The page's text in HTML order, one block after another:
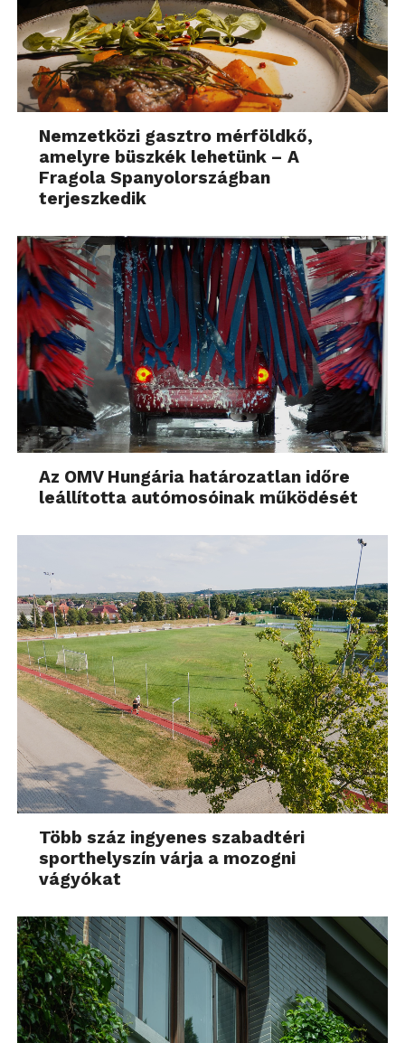
Nemzetközi gasztro mérföldkő,
amelyre büszkék lehetünk – A
Fragola Spanyolországban
terjeszkedik
Az OMV Hungária határozatlan időre
leállította autómosóinak működését
Több száz ingyenes szabadtéri
sporthelyszín várja a mozogni
vágyókat